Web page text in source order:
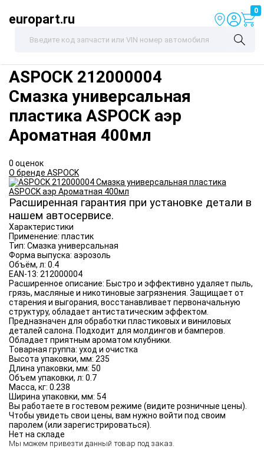
europart.ru
0
ASPOCK 212000004
Смазка универсальная
пластика ASPOCK аэр
Ароматная 400мл
0 оценок
О бренде ASPOCK
Расширенная гарантия при установке детали в
нашем автосервисе.
Характеристики
Применение: пластик
Тип: Смазка универсальная
Форма выпуска: аэрозоль
Объём, л: 0.4
EAN-13: 212000004
Расширенное описание: Быстро и эффективно удаляет пыль,
грязь, масляные и никотиновые загрязнения. Защищает от
старения и выгорания, восстанавливает первоначальную
структуру, обладает антистатическим эффектом.
Предназначен для обработки пластиковых и виниловых
деталей салона. Подходит для молдингов и бамперов.
Обладает приятным ароматом клубники.
Товарная группа: уход и очистка
Высота упаковки, мм: 235
Длина упаковки, мм: 50
Объем упаковки, л: 0.7
Масса, кг: 0.238
Ширина упаковки, мм: 54
Вы работаете в гостевом режиме (видите розничные цены).
Чтобы увидеть свои цены, вам нужно войти под своим
паролем (или зарегистрироваться).
Нет на складе
Мы можем привезти данный товар под заказ.